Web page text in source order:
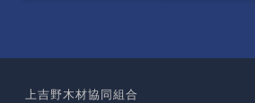
上吉野木材協同組合